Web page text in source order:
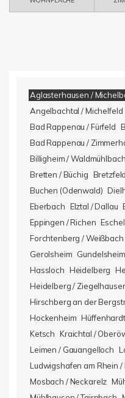
Aglasterhausen /
Angelbachtal / Michelfeld
Bad Rappenau / Fürfeld
Bad Rappenau /
Billigheim / Waldmühlbach
Bretten / Büchig
Buchen (Odenwald)
Eberbach Elztal / Dallau
Eppingen / Richen
Forchtenberg / Weißbach
Gerolsheim Gundelsheim
Hassloch Heidelberg
Heidelberg /
Hirschberg an der
Hockenheim
Ketsch Kraichtal /
Leimen / Gauangelloch
Ludwigshafen am Rhein /
Mosbach / Neckarelz